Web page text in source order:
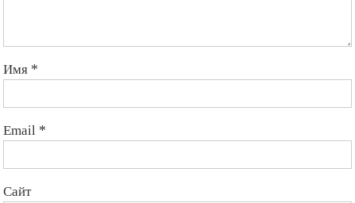
Имя *
Email *
Сайт